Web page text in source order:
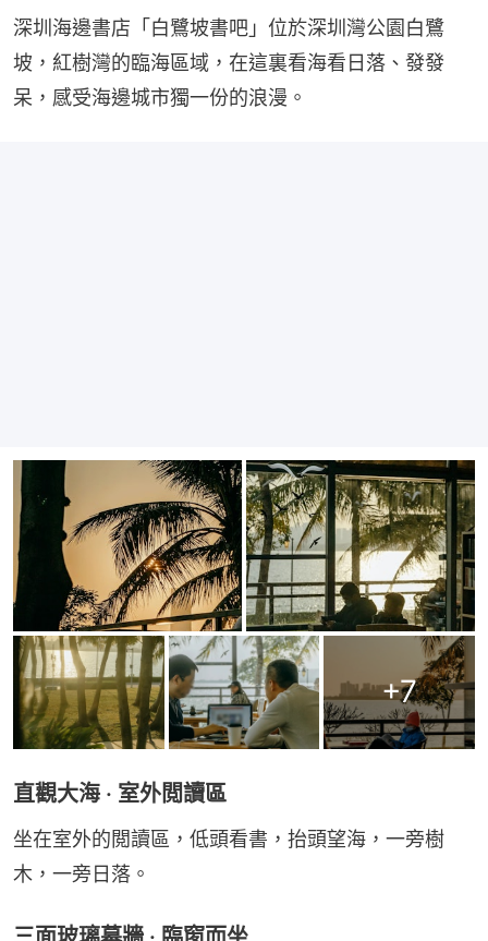
深圳海邊書店「白鷺坡書吧」位於深圳灣公園白鷺
坡，紅樹灣的臨海區域，在這裏看海看日落、發發
呆，感受海邊城市獨一份的浪漫。
+7
直觀大海 · 室外閲讀區
坐在室外的閲讀區，低頭看書，抬頭望海，一旁樹
木，一旁日落。